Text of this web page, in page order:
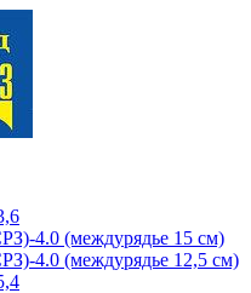
4.0 (междурядье 15 см)
4.0 (междурядье 12,5 см)